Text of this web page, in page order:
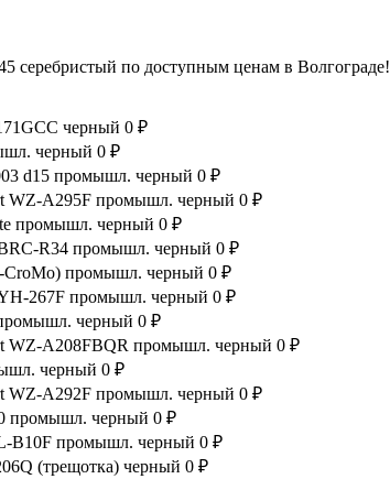
серебристый по доступным ценам в Волгограде!
черный 0 ₽
черный 0 ₽
d15 промышл. черный 0 ₽
WZ-A295F промышл. черный 0 ₽
промышл. черный 0 ₽
R34 промышл. черный 0 ₽
CroMo) промышл. черный 0 ₽
267F промышл. черный 0 ₽
черный 0 ₽
WZ-A208FBQR промышл. черный 0 ₽
черный 0 ₽
WZ-A292F промышл. черный 0 ₽
промышл. черный 0 ₽
B10F промышл. черный 0 ₽
(трещотка) черный 0 ₽